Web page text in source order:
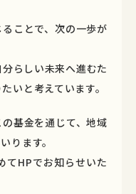
ことで、次の一歩が
らしい未来へ進むた
いと考えています。
基金を通じて、地域
ります。
てHPでお知らせいた